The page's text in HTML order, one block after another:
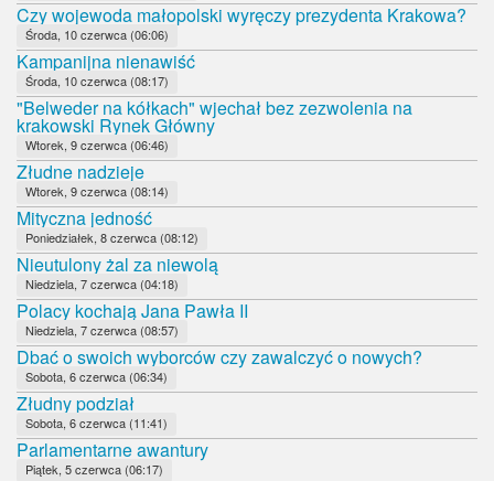
Czy wojewoda małopolski wyręczy prezydenta Krakowa?
Środa, 10 czerwca (06:06)
Kampanijna nienawiść
Środa, 10 czerwca (08:17)
"Belweder na kółkach" wjechał bez zezwolenia na
krakowski Rynek Główny
Wtorek, 9 czerwca (06:46)
Złudne nadzieje
Wtorek, 9 czerwca (08:14)
Mityczna jedność
Poniedziałek, 8 czerwca (08:12)
Nieutulony żal za niewolą
Niedziela, 7 czerwca (04:18)
Polacy kochają Jana Pawła II
Niedziela, 7 czerwca (08:57)
Dbać o swoich wyborców czy zawalczyć o nowych?
Sobota, 6 czerwca (06:34)
Złudny podział
Sobota, 6 czerwca (11:41)
Parlamentarne awantury
Piątek, 5 czerwca (06:17)